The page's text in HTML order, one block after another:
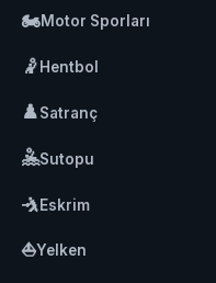
🏍️Motor Sporları
🤾 Hentbol
♟️Satranç
🤽Sutopu
🤺Eskrim
⛵Yelken